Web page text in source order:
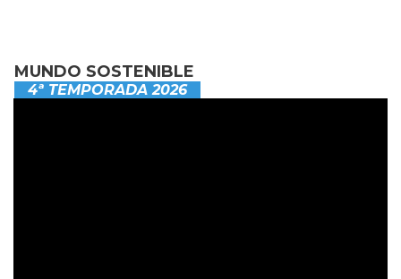
MUNDO SOSTENIBLE
4ª TEMPORADA 2026